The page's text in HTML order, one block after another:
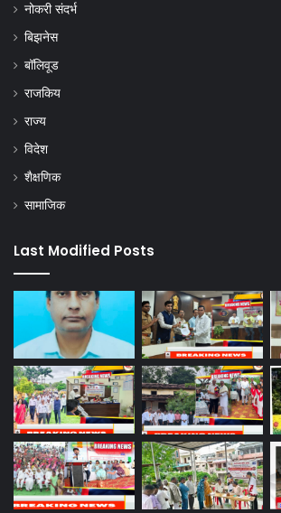
नोकरी संदर्भ
बिझनेस
बॉलिवूड
राजकिय
राज्य
विदेश
शैक्षणिक
सामाजिक
Last Modified Posts